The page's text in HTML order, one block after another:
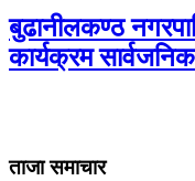
बुढानीलकण्ठ
कार्यक्रम सार्वजनिक
ताजा समाचार